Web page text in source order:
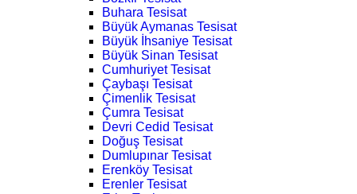
Buhara Tesisat
Büyük Aymanas Tesisat
Büyük İhsaniye Tesisat
Büyük Sinan Tesisat
Cumhuriyet Tesisat
Çaybaşı Tesisat
Çimenlik Tesisat
Çumra Tesisat
Devri Cedid Tesisat
Doğuş Tesisat
Dumlupınar Tesisat
Erenköy Tesisat
Erenler Tesisat